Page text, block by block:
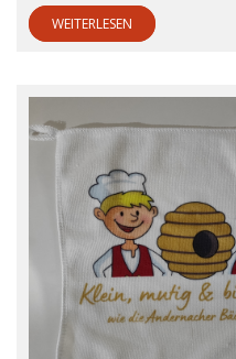
WEITERLESEN